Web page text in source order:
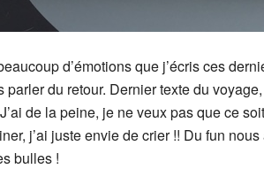
d’émotions que j’écris ces
parler du retour. Dernier texte du
de la peine, je ne veux pas que ce
j’ai juste envie de crier !! Du fun
bulles !